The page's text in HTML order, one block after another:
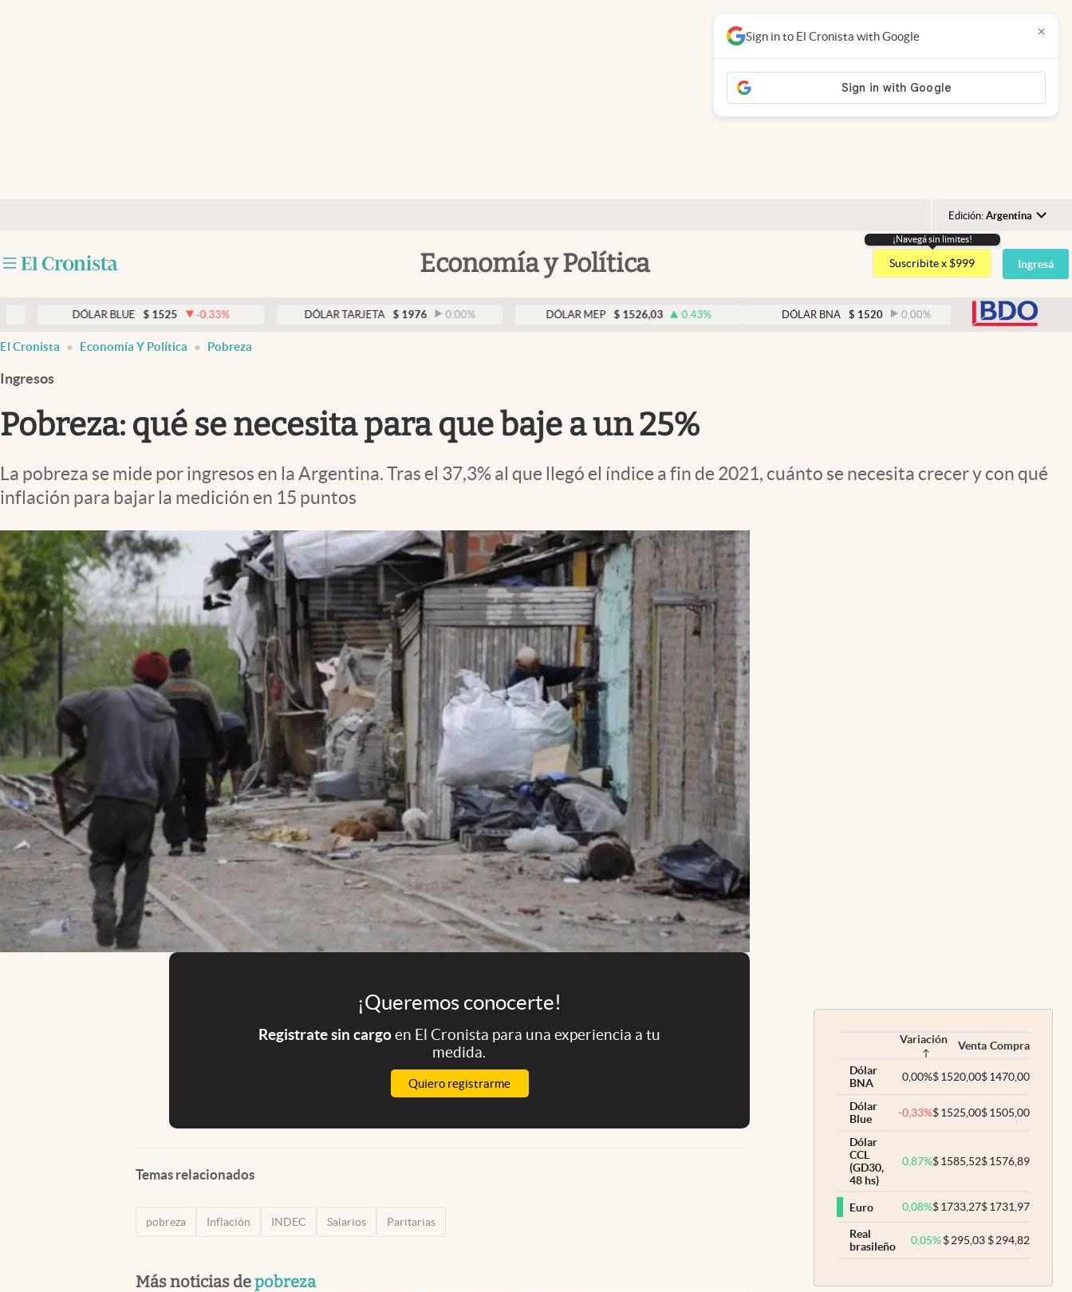
Edición: Argentina
Argentina
España
USA
Economía y Política
Clima
Eventos Corporativos
Mediakit
abre en nueva pestaña
¡Navegá sin limites!
Suscribite x $999 Ingresá
DÓLAR BLUE $ 1525 -0.33% DÓLAR TARJETA $ 1976 0.00% DÓLAR MEP $ 1526,03 0.43% DÓLAR BNA $ 1520 0.00% DÓLAR BLUE $
Sign in to El Cronista with Google ×
El Cronista Economía Y Política Pobreza
Ingresos
Pobreza: qué se necesita para que baje a un 25%
La pobreza se mide por ingresos en la Argentina. Tras el 37,3% al que llegó el índice a fin de 2021, cuánto se necesita crecer y con qué
inflación para bajar la medición en 15 puntos
¡Queremos conocerte!
Registrate sin cargoen El Cronista para una experiencia a tu
medida.
Quiero registrarme
Temas relacionados
pobreza Inflación INDEC Salarios Paritarias
Más noticias depobreza
Variación Venta Compra
Dólar
BNA
0,00%$1520,00$1470,00
Dólar
Blue
-0,33%$1525,00$1505,00
Dólar
CCL
(GD30,
48 hs)
0,87%$1585,52$1576,89
Euro 0,08%$1733,27$1731,97
Real
brasileño
0,05% $295,03 $294,82